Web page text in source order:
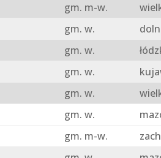
gm. m-w.
gm. w.
gm. w.
gm. w.
gm. w.
gm. w.
gm. m-w.